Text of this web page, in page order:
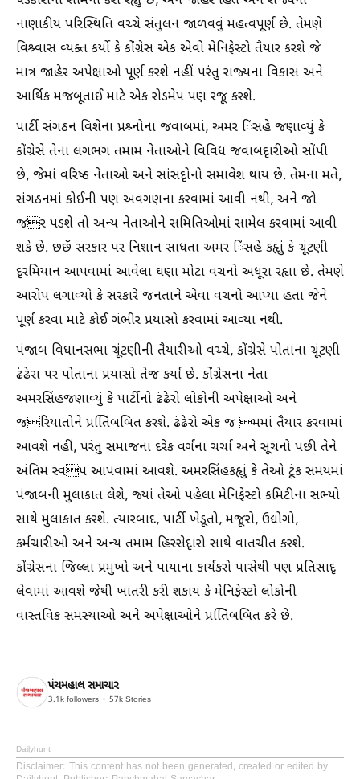
નાણાકીય પરિસ્થિતિ વચ્ચે સંતુલન જાળવવું મહત્વપૂર્ણ છે. તેમણે
વિશ્ર્વાસ વ્યક્ત કર્યો કે કોંગ્રેસ એક એવો મેનિફેસ્ટો તૈયાર કરશે જે
માત્ર જાહેર અપેક્ષાઓ પૂર્ણ કરશે નહીં પરંતુ રાજ્યના વિકાસ અને
આર્થિક મજબૂતાઈ માટે એક રોડમેપ પણ રજૂ કરશે.
પાર્ટી સંગઠન વિશેના પ્રશ્ર્નોના જવાબમાં, અમર િંસહે જણાવ્યું કે
કોંગ્રેસે તેના લગભગ તમામ નેતાઓને વિવિધ જવાબદૃારીઓ સોંપી
છે, જેમાં વરિષ્ઠ નેતાઓ અને સાંસદૃોનો સમાવેશ થાય છે. તેમના મતે,
સંગઠનમાં કોઈની પણ અવગણના કરવામાં આવી નથી, અને જો
જર પડશે તો અન્ય નેતાઓને સમિતિઓમાં સામેલ કરવામાં આવી
શકે છે. છછઁ સરકાર પર નિશાન સાધતા અમર િંસહે કહૃાું કે ચૂંટણી
દૃરમિયાન આપવામાં આવેલા ઘણા મોટા વચનો અધૂરા રહૃાા છે. તેમણે
આરોપ લગાવ્યો કે સરકારે જનતાને એવા વચનો આપ્યા હતા જેને
પૂર્ણ કરવા માટે કોઈ ગંભીર પ્રયાસો કરવામાં આવ્યા નથી.
પંજાબ વિધાનસભા ચૂંટણીની તૈયારીઓ વચ્ચે, કોંગ્રેસે પોતાના ચૂંટણી
ઢંઢેરા પર પોતાના પ્રયાસો તેજ કર્યા છે. કોંગ્રેસના નેતા
અમરસિંહજણાવ્યું કે પાર્ટીનો ઢંઢેરો લોકોની અપેક્ષાઓ અને
જરિયાતોને પ્રતિિંબબિત કરશે. ઢંઢેરો એક જ મમાં તૈયાર કરવામાં
આવશે નહીં, પરંતુ સમાજના દરેક વર્ગના ચર્ચા અને સૂચનો પછી તેને
અંતિમ સ્વપ આપવામાં આવશે. અમરસિંહકહૃાું કે તેઓ ટૂંક સમયમાં
પંજાબની મુલાકાત લેશે, જ્યાં તેઓ પહેલા મેનિફેસ્ટો કમિટીના સભ્યો
સાથે મુલાકાત કરશે. ત્યારબાદ, પાર્ટી ખેડૂતો, મજૂરો, ઉદ્યોગો,
કર્મચારીઓ અને અન્ય તમામ હિસ્સેદૃારો સાથે વાતચીત કરશે.
કોંગ્રેસના જિલ્લા પ્રમુખો અને પાયાના કાર્યકરો પાસેથી પણ પ્રતિસાદૃ
લેવામાં આવશે જેથી ખાતરી કરી શકાય કે મેનિફેસ્ટો લોકોની
વાસ્તવિક સમસ્યાઓ અને અપેક્ષાઓને પ્રતિિંબબિત કરે છે.
પંચમહાલ સમાચાર
3.1k followers 57k Stories
Dailyhunt
Disclaimer: This content has not been generated, created or edited by